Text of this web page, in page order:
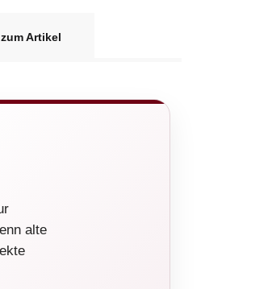
Artikel
alte